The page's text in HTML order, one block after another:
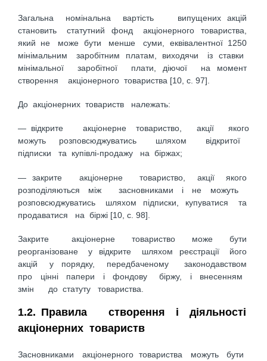
Загальна номінальна вартість випущених акцій
становить статутний фонд акціонерного товариства,
який не може бути менше суми, еквівалентної 1250
мінімальним заробітним платам, виходячи із ставки
мінімальної заробітної плати, діючої на момент
створення акціонерного товариства [10, с. 97].
До акціонерних товариств належать:
— відкрите акціонерне товариство, акції якого
можуть розповсюджуватись шляхом відкритої
підписки та купівлі-продажу на біржах;
— закрите акціонерне товариство, акції якого
розподіляються між засновниками і не можуть
розповсюджуватись шляхом підписки, купуватися та
продаватися на біржі [10, с. 98].
Закрите акціонерне товариство може бути
реорганізоване у відкрите шляхом реєстрації його
акцій у порядку, передбаченому законодавством
про цінні папери і фондову біржу, і внесенням
змін до статуту товариства.
1.2. Правила створення і діяльності
акціонерних товариств
Засновниками акціонерного товариства можуть бути